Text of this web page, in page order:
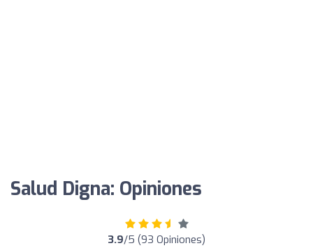
Salud Digna: Opiniones
3.9/5 (93 Opiniones)